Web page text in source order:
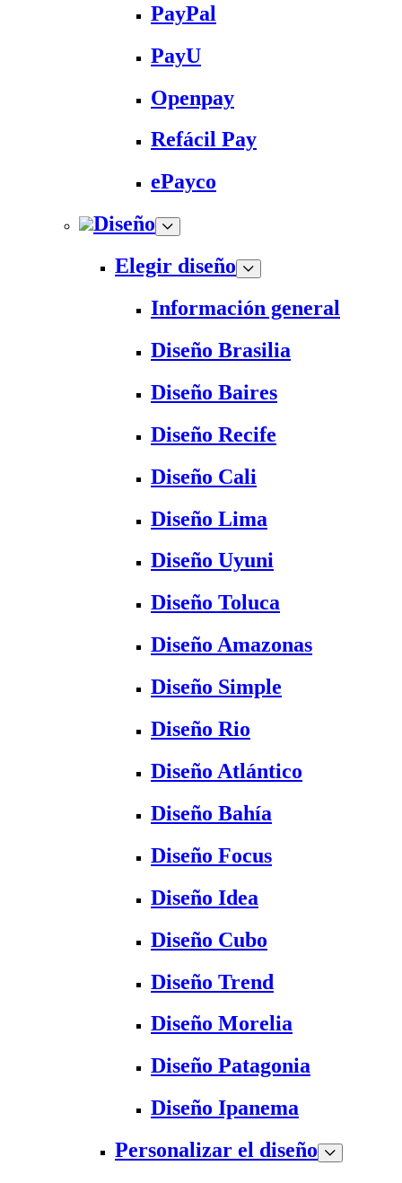
PayPal
PayU
Openpay
Refácil Pay
ePayco
Diseño
Elegir diseño
Información general
Diseño Brasilia
Diseño Baires
Diseño Recife
Diseño Cali
Diseño Lima
Diseño Uyuni
Diseño Toluca
Diseño Amazonas
Diseño Simple
Diseño Rio
Diseño Atlántico
Diseño Bahía
Diseño Focus
Diseño Idea
Diseño Cubo
Diseño Trend
Diseño Morelia
Diseño Patagonia
Diseño Ipanema
Personalizar el diseño